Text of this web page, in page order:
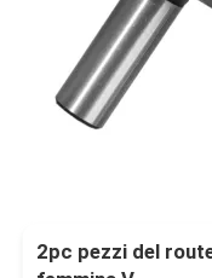
2pc pezzi del